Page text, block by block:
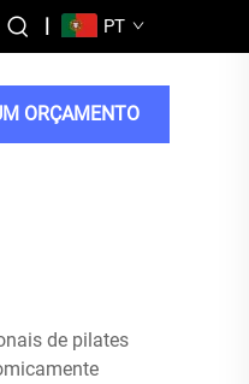
| PT
ORÇAMENTO
de pilates